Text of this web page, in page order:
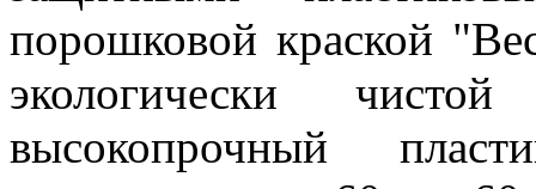
порошковой краской
экологически
высокопрочный